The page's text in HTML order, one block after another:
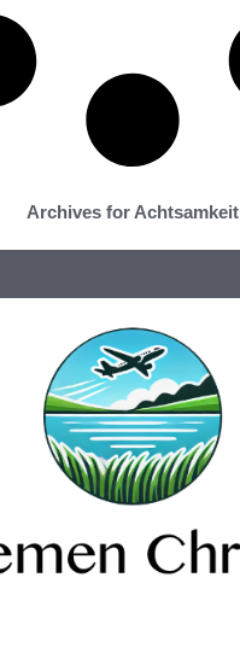
Archives for Achtsamkeit